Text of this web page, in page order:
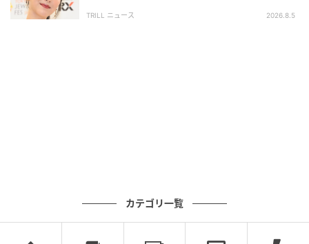
TRILL ニュース 2026.8.5
カテゴリ一覧